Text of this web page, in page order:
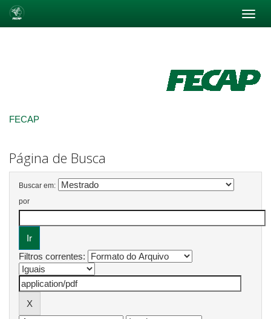
FECAP
Página de Busca
Buscar em:
por
Filtros correntes: